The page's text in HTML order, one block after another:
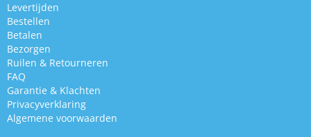
Levertijden
Bestellen
Betalen
Bezorgen
Ruilen & Retourneren
FAQ
Garantie & Klachten
Privacyverklaring
Algemene voorwaarden